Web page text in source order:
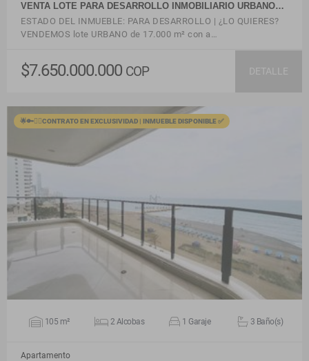
VENTA LOTE PARA DESARROLLO INMOBILIARIO URBANO…
ESTADO DEL INMUEBLE: PARA DESARROLLO | ¿LO QUIERES?
VENDEMOS lote URBANO de 17.000 m² con a…
$7.650.000.000 COP DETALLE
🌟🔑🙋‍♂️CONTRATO EN EXCLUSIVIDAD | INMUEBLE DISPONIBLE ✅
VER DETALLES
105 m² 2 Alcobas 1 Garaje 3 Baño(s)
Apartamento